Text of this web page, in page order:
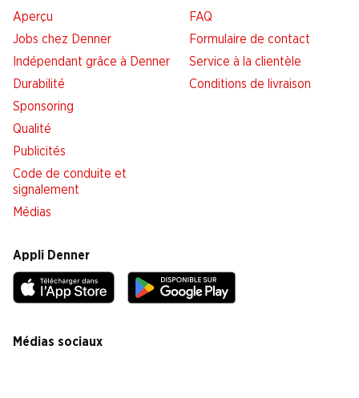
Aperçu
Jobs chez Denner
Indépendant grâce à Denner
Durabilité
Sponsoring
Qualité
Publicités
Code de conduite et
signalement
Médias
FAQ
Formulaire de contact
Service à la clientèle
Conditions de livraison
Appli Denner
Médias sociaux